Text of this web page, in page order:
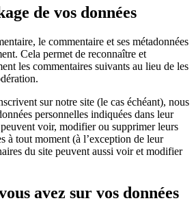
de vos données
le commentaire et ses métadonnées
Cela permet de reconnaître et
les commentaires suivants au lieu de les
sur notre site (le cas échéant), nous
personnelles indiquées dans leur
voir, modifier ou supprimer leurs
à tout moment (à l’exception de leur
du site peuvent aussi voir et modifier
avez sur vos données